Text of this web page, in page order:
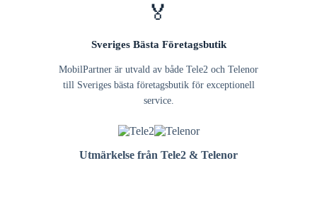
🏅
Sveriges Bästa Företagsbutik
MobilPartner är utvald av både Tele2 och Telenor
till Sveriges bästa företagsbutik för exceptionell
service.
Utmärkelse från Tele2 & Telenor